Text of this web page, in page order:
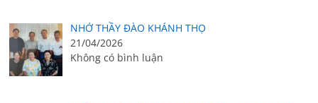
NHỚ THẦY ĐÀO KHÁNH THỌ
21/04/2026
Không có bình luận